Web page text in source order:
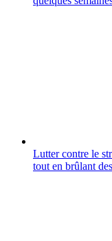
Lutter contre le
tout en brûlant